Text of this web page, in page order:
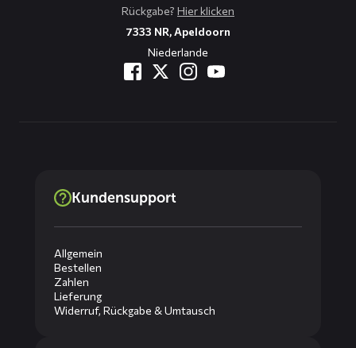
Rückgabe? Hier klicken
7333 NR, Apeldoorn
Niederlande
Kundensupport
Allgemein
Bestellen
Zahlen
Lieferung
Widerruf, Rückgabe & Umtausch